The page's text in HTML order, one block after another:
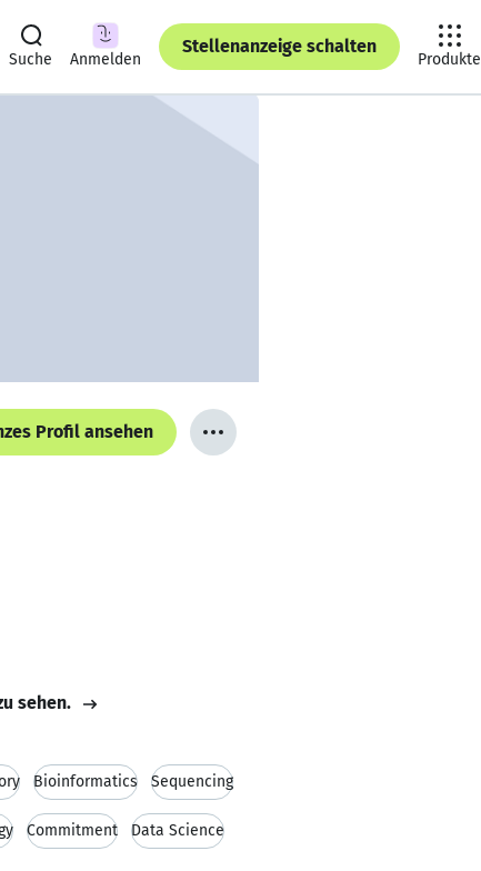
Suche Anmelden
Stellenanzeige schalten
Produkte
Profil ansehen
sehen.
Bioinformatics Sequencing
Commitment Data Science